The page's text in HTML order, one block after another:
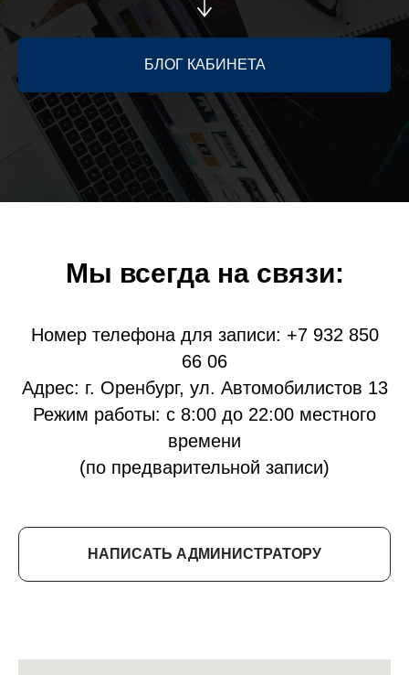
БЛОГ КАБИНЕТА
Мы всегда на связи:
Номер телефона для записи: +7 932 850
66 06
Адрес: г. Оренбург, ул. Автомобилистов 13
Режим работы: с 8:00 до 22:00 местного
времени
(по предварительной записи)
НАПИСАТЬ АДМИНИСТРАТОРУ